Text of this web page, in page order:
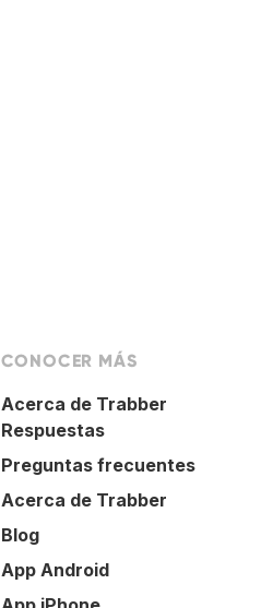
CONOCER MÁS
Acerca de Trabber
Respuestas
Preguntas frecuentes
Acerca de Trabber
Blog
App Android